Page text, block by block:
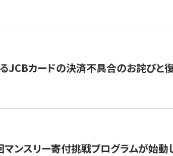
JCBカードの決済不具合のお詫びと
マンスリー寄付挑戦プログラムが始動